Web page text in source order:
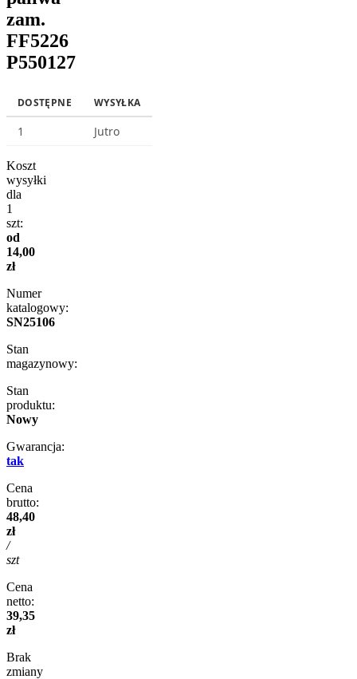
zam.
FF5226
P550127
DOSTĘPNE WYSYŁKA
1 Jutro
Koszt
wysyłki
dla
1
szt:
od
14,00
zł
Numer
katalogowy:
SN25106
Stan
magazynowy:
Stan
produktu:
Nowy
Gwarancja:
tak
Cena
brutto:
48,40
zł
/
szt
Cena
netto:
39,35
zł
Brak
zmiany